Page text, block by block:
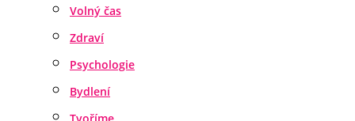
Volný čas
Zdraví
Psychologie
Bydlení